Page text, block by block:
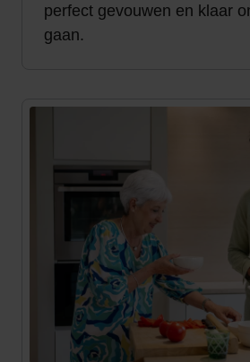
perfect gevouwen en klaar
gaan.